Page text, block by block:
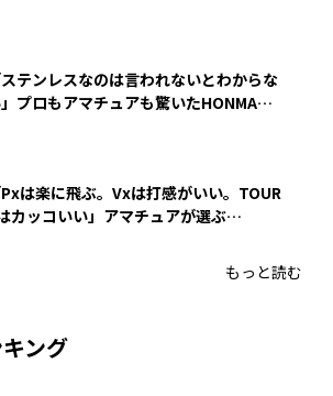
ステンレスなのは言われないとわからな
プロもアマチュアも驚いたHONMA
Pxは楽に飛ぶ。Vxは打感がいい。TOUR
カッコいい」アマチュアが選ぶ
もっと読む
ング